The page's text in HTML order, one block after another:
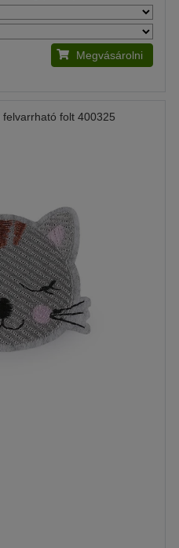
Megvásárolni
folt 400325